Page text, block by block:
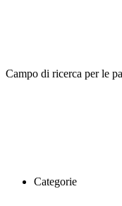
Campo di ricerca per le
Categorie